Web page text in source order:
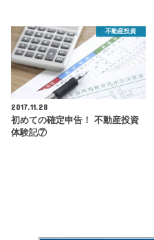
不動産投資
2017.11.28
初めての確定申告！ 不動産投資
体験記⑦